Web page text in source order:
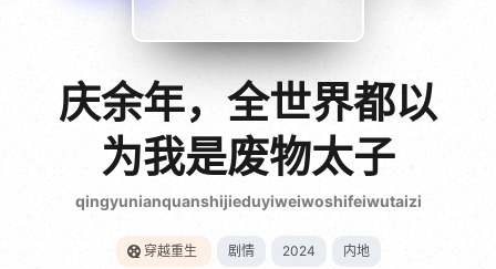
{if condition="$obj.vod_points
gt 0"}
28短剧
庆余年，全世界都以
为我是废物太子
qingyunianquanshijieduyiweiwoshifeiwutaizi
穿越重生 剧情 2024 内地